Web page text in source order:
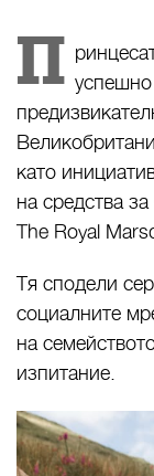
П
като
на средства
The Royal
Тя сподели
социалните
на
изпитание.